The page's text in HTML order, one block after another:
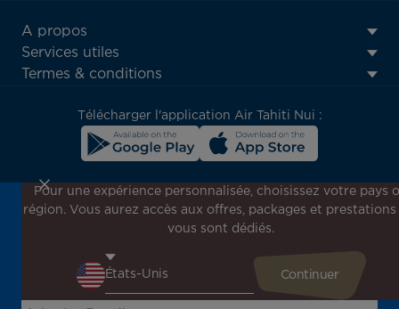
ATN:
Footer
menu
A propos
Services utiles
Termes & conditions
Télécharger l'application Air Tahiti Nui :
Inscrivez-vous à notre newsletter !
Recevez en avant-première toutes nos offres spéciales et
l'inspiration pour votre prochain voyage !
Saisissez votre adresse e-mail ici
Pour une expérience personnalisée, choisissez votre pays
région. Vous aurez accès aux offres, packages et prestations
vous sont dédiés.